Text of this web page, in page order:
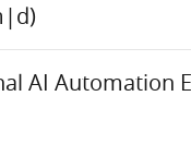
AI Automation